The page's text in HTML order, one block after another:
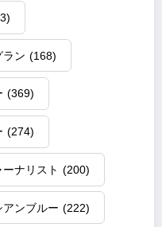
ラン (168)
(369)
(274)
ナリスト (200)
アンブルー (222)